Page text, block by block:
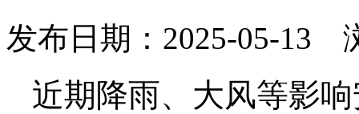
发布日期：2025-05-13
近期降雨、大风等影